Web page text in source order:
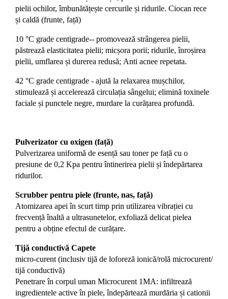
pielii ochilor, îmbunătățește cercurile și ridurile. Ciocan rece
și caldă (frunte, față)
10 °C grade centigrade-- promovează strângerea pielii,
păstrează elasticitatea pielii; micșora porii; ridurile, înroșirea
pielii, umflarea și durerea redusă; Anti acnee repetata.
42 °C grade centigrade - ajută la relaxarea mușchilor,
stimulează și accelerează circulația sângelui; elimină toxinele
faciale și punctele negre, murdare la curățarea profundă.
Pulverizator cu oxigen (față)
Pulverizarea uniformă de esență sau toner pe față cu o
presiune de 0,2 Kpa pentru întinerirea pielii și îndepărtarea
ridurilor.
Scrubber pentru piele (frunte, nas, față)
Atomizarea apei în scurt timp prin utilizarea vibrației cu
frecvență înaltă a ultrasunetelor, exfoliază delicat pielea
pentru a obține efectul de curățare.
Tijă conductivă Capete
micro-curent (inclusiv tijă de loforeză ionică/rolă microcurent/
tijă conductivă)
Penetrare în corpul uman Microcurent 1MA: infiltrează
ingredientele active în piele, îndepărtează murdăria și cationii